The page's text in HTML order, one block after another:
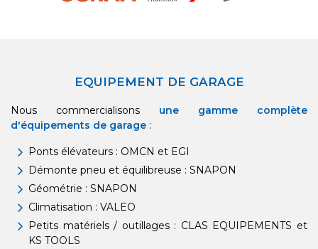
EQUIPEMENT DE GARAGE
Nous commercialisons une gamme complète
d'équipements de garage :
Ponts élévateurs : OMCN et EGI
Démonte pneu et équilibreuse : SNAPON
Géométrie : SNAPON
Climatisation : VALEO
Petits matériels / outillages : CLAS EQUIPEMENTS et
KS TOOLS